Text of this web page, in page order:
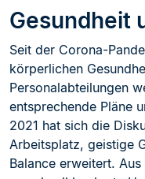
Gesundheit
Seit der Corona-
körperlichen
Personalabteilungen
entsprechende Pläne
2021 hat sich die
Arbeitsplatz, geistige
Balance erweitert.